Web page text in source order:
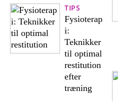
TIPS
Fysioterap
i:
Teknikker
til optimal
restitution
efter
træning